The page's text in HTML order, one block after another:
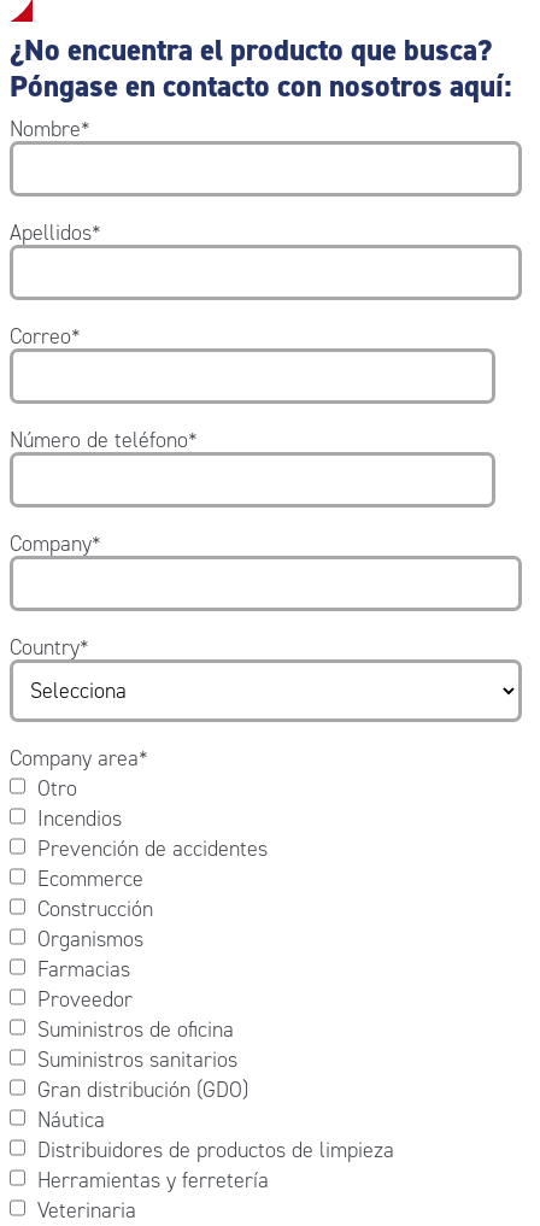
¿No encuentra el producto que busca?
Póngase en contacto con nosotros aquí:
Nombre*
Apellidos*
Correo*
Número de teléfono*
Company*
Country*
Company area*
Otro
Incendios
Prevención de accidentes
Ecommerce
Construcción
Organismos
Farmacias
Proveedor
Suministros de oficina
Suministros sanitarios
Gran distribución (GDO)
Náutica
Distribuidores de productos de limpieza
Herramientas y ferretería
Veterinaria